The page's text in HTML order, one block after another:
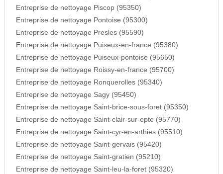
Entreprise de nettoyage Piscop (95350)
Entreprise de nettoyage Pontoise (95300)
Entreprise de nettoyage Presles (95590)
Entreprise de nettoyage Puiseux-en-france (95380)
Entreprise de nettoyage Puiseux-pontoise (95650)
Entreprise de nettoyage Roissy-en-france (95700)
Entreprise de nettoyage Ronquerolles (95340)
Entreprise de nettoyage Sagy (95450)
Entreprise de nettoyage Saint-brice-sous-foret (95350)
Entreprise de nettoyage Saint-clair-sur-epte (95770)
Entreprise de nettoyage Saint-cyr-en-arthies (95510)
Entreprise de nettoyage Saint-gervais (95420)
Entreprise de nettoyage Saint-gratien (95210)
Entreprise de nettoyage Saint-leu-la-foret (95320)